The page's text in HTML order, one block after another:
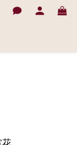
花